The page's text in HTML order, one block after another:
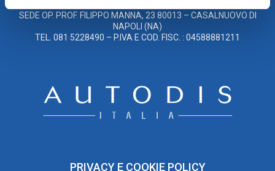
SEDE OP. PROF. FILIPPO MANNA, 23 80013 – CASALNUOVO DI
NAPOLI (NA)
TEL. 081 5228490 – P.IVA E COD. FISC. : 04588881211
PRIVACY E COOKIE POLICY